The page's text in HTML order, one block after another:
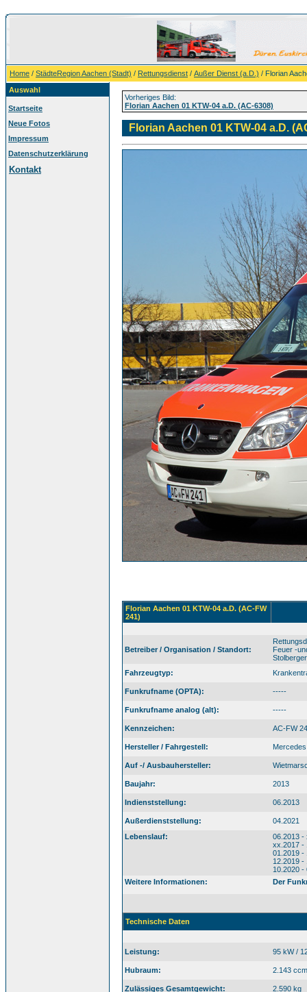
Home / StädteRegion Aachen (Stadt) / Rettungsdienst / Außer Dienst (a.D.) / Florian
Auswahl
Startseite
Neue Fotos
Impressum
Datenschutzerklärung
Kontakt
Vorheriges Bild:
Florian Aachen 01 KTW-04 a.D. (AC-6308)
Florian Aachen 01 KTW-04 a.D.
Florian Aachen 01 KTW-04 a.D. (AC-FW
241)
Betreiber / Organisation / Standort:
Feuer -
Fahrzeugtyp:
Funkrufname (OPTA): -----
Funkrufname analog (alt): -----
Kennzeichen: AC-FW
Hersteller / Fahrgestell:
Auf -/ Ausbauhersteller:
Baujahr: 2013
Indienststellung: 06.2013
Außerdienststellung:
04.2021
Lebenslauf:
06.2013 -
xx.2017 -
01.2019 -
12.2019 -
10.2020 -
Weitere Informationen:
Der
Technische Daten
Leistung: 95 kW /
Hubraum: 2.143 ccm
Zulässiges Gesamtgewicht: 2.590 kg